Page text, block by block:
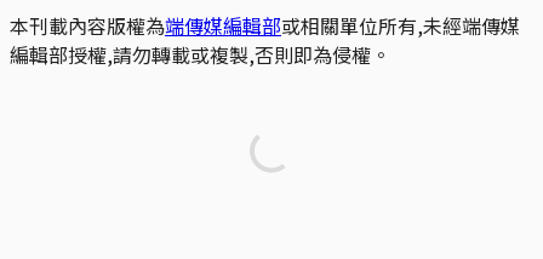
本刊載內容版權為端傳媒編輯部或相關單位所有,未經端傳媒
編輯部授權,請勿轉載或複製,否則即為侵權。